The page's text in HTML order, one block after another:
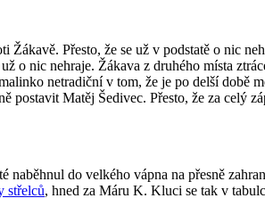
Žákavě. Přesto, že se už v podstatě o nic
o nic nehraje. Žákava z druhého místa
netradiční v tom, že je po delší
postavit Matěj Šedivec. Přesto, že za celý
naběhnul do velkého vápna na přesně
střelců, hned za Máru K. Kluci se tak v